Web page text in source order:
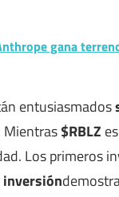
gana
entusiasmados
Mientras$RBLZ
Los primeros